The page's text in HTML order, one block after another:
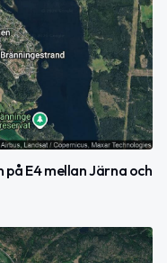
E4 mellan Järna och